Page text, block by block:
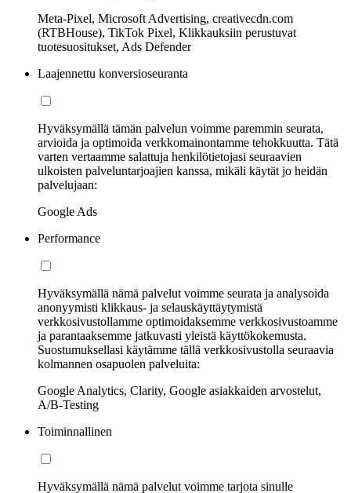
Meta-Pixel, Microsoft Advertising, creativecdn.com
(RTBHouse), TikTok Pixel, Klikkauksiin perustuvat
tuotesuositukset, Ads Defender
Laajennettu konversioseuranta
Hyväksymällä tämän palvelun voimme paremmin seurata,
arvioida ja optimoida verkkomainontamme tehokkuutta. Tätä
varten vertaamme salattuja henkilötietojasi seuraavien
ulkoisten palveluntarjoajien kanssa, mikäli käytät jo heidän
palvelujaan:
Google Ads
Performance
Hyväksymällä nämä palvelut voimme seurata ja analysoida
anonyymisti klikkaus- ja selauskäyttäytymistä
verkkosivustollamme optimoidaksemme verkkosivustoamme
ja parantaaksemme jatkuvasti yleistä käyttökokemusta.
Suostumuksellasi käytämme tällä verkkosivustolla seuraavia
kolmannen osapuolen palveluita:
Google Analytics, Clarity, Google asiakkaiden arvostelut,
A/B-Testing
Toiminnallinen
Hyväksymällä nämä palvelut voimme tarjota sinulle